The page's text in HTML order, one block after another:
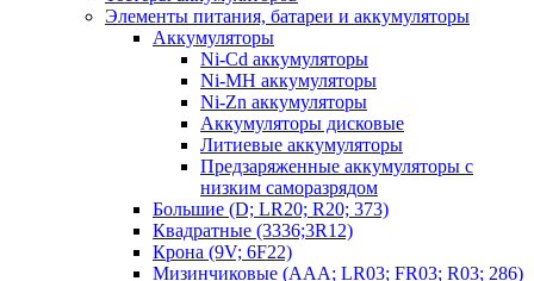
Элементы питания, батареи и аккумуляторы
Аккумуляторы
Ni-Cd аккумуляторы
Ni-MH аккумуляторы
Ni-Zn аккумуляторы
Аккумуляторы дисковые
Литиевые аккумуляторы
Предзаряженные аккумуляторы с
низким саморазрядом
Большие (D; LR20; R20; 373)
Квадратные (3336;3R12)
Крона (9V; 6F22)
Мизинчиковые (AAA; LR03; FR03; R03; 286)